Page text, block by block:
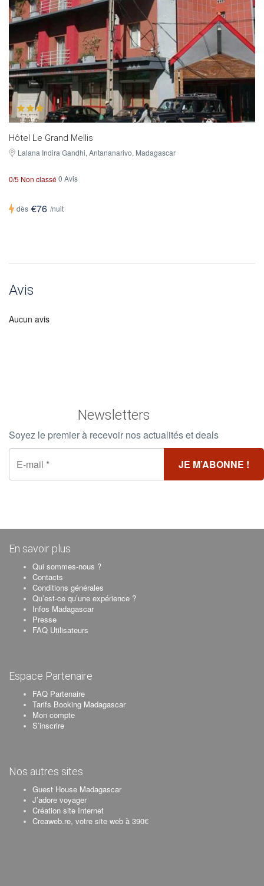
Hôtel Le Grand Mellis
Lalana Indira Gandhi, Antananarivo, Madagascar
0/5 Non classé0 Avis
dès €76 /nuit
Avis
Aucun avis
Newsletters
Soyez le premier à recevoir nos actualités et deals
En savoir plus
Qui sommes-nous ?
Contacts
Conditions générales
Qu’est-ce qu’une expérience ?
Infos Madagascar
Presse
FAQ Utilisateurs
Espace Partenaire
FAQ Partenaire
Tarifs Booking Madagascar
Mon compte
S’inscrire
Nos autres sites
Guest House Madagascar
J’adore voyager
Création site Internet
Creaweb.re, votre site web à 390€